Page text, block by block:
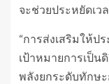
จะช่วยประหยัดเว
“การส่งเสริมให้ป
เป้าหมายการเป็
พลังยกระดับทักษ